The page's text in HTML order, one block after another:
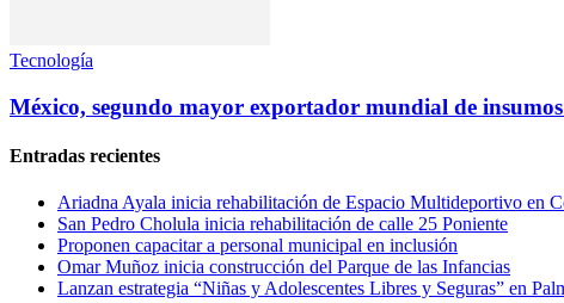
Tecnología
México, segundo mayor exportador mundial de
Entradas recientes
Ariadna Ayala inicia rehabilitación de Espacio Multideportivo en
San Pedro Cholula inicia rehabilitación de calle 25 Poniente
Proponen capacitar a personal municipal en inclusión
Omar Muñoz inicia construcción del Parque de las Infancias
Lanzan estrategia “Niñas y Adolescentes Libres y Seguras” en